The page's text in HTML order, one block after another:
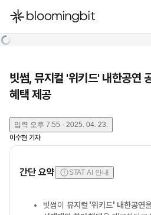
한국어
빗썸, 뮤지컬 '위키드' 내한공연
혜택 제공
입력 오후 7:55 · 2025. 04. 23.
이수현 기자
간단 요약 STAT AI 안내
빗썸이 뮤지컬 '위키드' 내한공연